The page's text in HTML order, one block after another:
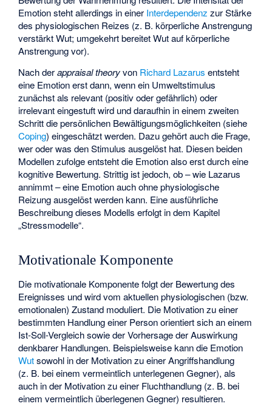
Emotion steht allerdings in einer Interdependenz zur Stärke
des physiologischen Reizes (z. B. körperliche Anstrengung
verstärkt Wut; umgekehrt bereitet Wut auf körperliche
Anstrengung vor).
Nach derappraisal theoryvon Richard Lazarus entsteht
eine Emotion erst dann, wenn ein Umweltstimulus
zunächst als relevant (positiv oder gefährlich) oder
irrelevant eingestuft wird und daraufhin in einem zweiten
Schritt die persönlichen Bewältigungsmöglichkeiten (siehe
Coping) eingeschätzt werden. Dazu gehört auch die Frage,
wer oder was den Stimulus ausgelöst hat. Diesen beiden
Modellen zufolge entsteht die Emotion also erst durch eine
kognitive Bewertung. Strittig ist jedoch, ob – wie Lazarus
annimmt – eine Emotion auch ohne physiologische
Reizung ausgelöst werden kann. Eine ausführliche
Beschreibung dieses Modells erfolgt in dem Kapitel
„Stressmodelle“.
Motivationale Komponente
Die motivationale Komponente folgt der Bewertung des
Ereignisses und wird vom aktuellen physiologischen (bzw.
emotionalen) Zustand moduliert. Die Motivation zu einer
bestimmten Handlung einer Person orientiert sich an einem
Ist-Soll-Vergleich sowie der Vorhersage der Auswirkung
denkbarer Handlungen. Beispielsweise kann die Emotion
Wutsowohl in der Motivation zu einer Angriffshandlung
(z. B. bei einem vermeintlich unterlegenen Gegner), als
auch in der Motivation zu einer Fluchthandlung (z. B. bei
einem vermeintlich überlegenen Gegner) resultieren.